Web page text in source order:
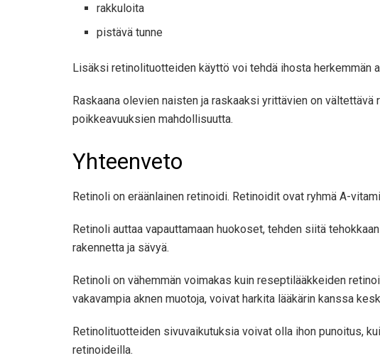
rakkuloita
pistävä tunne
Lisäksi retinolituotteiden käyttö voi tehdä ihosta herkemmän
Raskaana olevien naisten ja raskaaksi yrittävien on
poikkeavuuksien mahdollisuutta.
Yhteenveto
Retinoli on eräänlainen retinoidi. Retinoidit ovat ryhmä A-
Retinoli auttaa vapauttamaan huokoset, tehden siitä
rakennetta ja sävyä.
Retinoli on vähemmän voimakas kuin reseptilääkkeiden
vakavampia aknen muotoja, voivat harkita lääkärin kanssa
Retinolituotteiden sivuvaikutuksia voivat olla ihon punoitus,
retinoideilla.